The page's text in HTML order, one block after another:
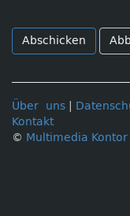
Über uns
Kontakt
© Multimedia